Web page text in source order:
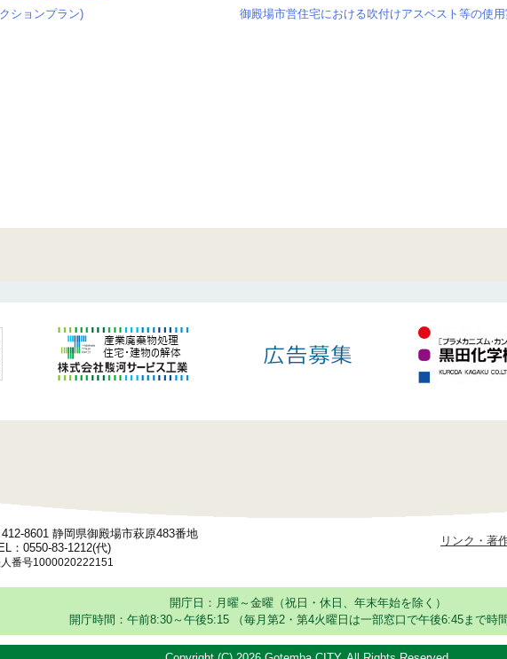
ションプラン) 御殿場市営住宅における吹付けアスベスト等の使
8601 静岡県御殿場市萩原483番地
：0550-83-1212(代)
番号1000020222151
リンク・著
開庁日：月曜～金曜（祝日・休日、年末年始を除く）
開庁時間：午前8:30～午後5:15（毎月第2・第4火曜日は一部窓口で午後6:45まで時